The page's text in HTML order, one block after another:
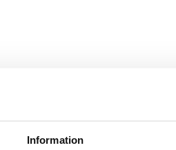
InformationBETALNING